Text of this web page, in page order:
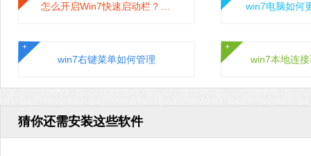
win7电脑如何
win7右键菜单如何管理 win7本地连
猜你还需安装这些软件